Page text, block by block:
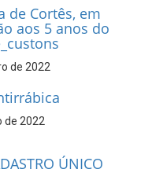
de Cortês, em
aos 5 anos do
de 2022
de 2022
ÚNICO